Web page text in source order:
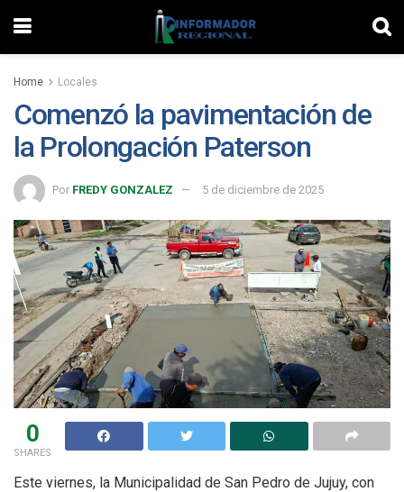
Home Locales
Comenzó la pavimentación de
la Prolongación Paterson
Por FREDY GONZALEZ 5 de diciembre de 2025
0
SHARES
Este viernes, la Municipalidad de San Pedro de Jujuy, con